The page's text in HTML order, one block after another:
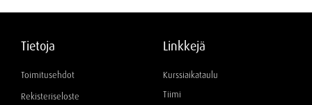
Tietoja
Toimitusehdot
Rekisteriseloste
Linkkejä
Kurssiaikataulu
Tiimi